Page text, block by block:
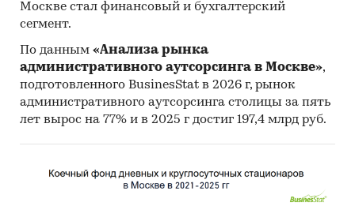
Москве стал финансовый и бухгалтерский
сегмент.
По данным «Анализа рынка
административного аутсорсинга в Москве»,
подготовленного BusinesStat в 2026 г, рынок
административного аутсорсинга столицы за пять
лет вырос на 77% и в 2025 г достиг 197,4 млрд руб.